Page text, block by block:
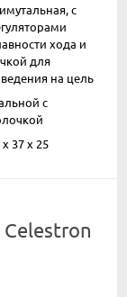
с
хода и
для
на цель
с
x 37 x 25